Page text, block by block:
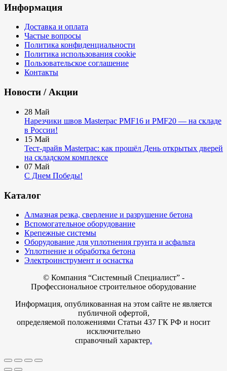
Информация
Доставка и оплата
Частые вопросы
Политика конфиденциальности
Политика использования cookie
Пользовательское соглашение
Контакты
Новости / Акции
28 Май
Нарезчики швов Masterpac PMF16 и PMF20 — на складе
в России!
15 Май
Тест-драйв Masterpac: как прошёл День открытых дверей
на складском комплексе
07 Май
С Днем Победы!
Каталог
Алмазная резка, сверление и разрушение бетона
Вспомогательное оборудование
Крепежные системы
Оборудование для уплотнения грунта и асфальта
Уплотнение и обработка бетона
Электроинструмент и оснастка
© Компания “Системный Специалист” -
Профессиональное строительное оборудование
Информация, опубликованная на этом сайте не является
публичной офертой,
определяемой положениями Статьи 437 ГК РФ и носит
исключительно
справочный характер.